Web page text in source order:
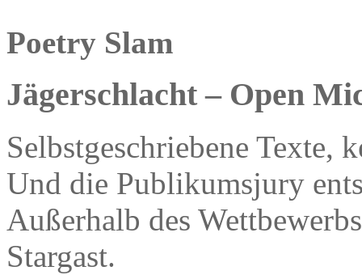
Poetry Slam
Jägerschlacht – Open
Selbstgeschriebene Texte,
Und die Publikumsjury
Außerhalb des
Stargast.